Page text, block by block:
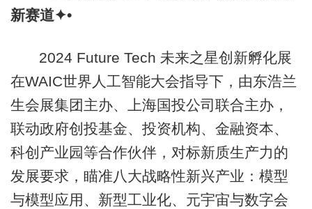
新赛道✦•
2024 Future Tech 未来之星创新孵化展
在WAIC世界人工智能大会指导下，由东浩兰
生会展集团主办、上海国投公司联合主办，
联动政府创投基金、投资机构、金融资本、
科创产业园等合作伙伴，对标新质生产力的
发展要求，瞄准八大战略性新兴产业：模型
与模型应用、新型工业化、元宇宙与数字会